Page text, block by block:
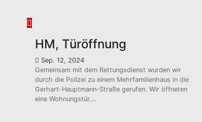
HM, Türöffnung
Sep. 12, 2024
Gemeinsam mit dem Rettungsdienst wurden wir
durch die Polizei zu einem Mehrfamilienhaus in die
Gerhart-Hauptmann-Straße gerufen. Wir öffneten
eine Wohnungstür.…